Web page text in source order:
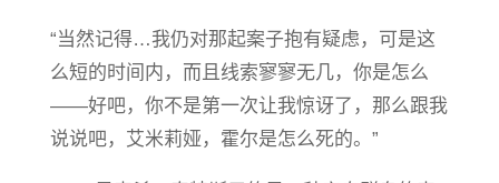
“当然记得…我仍对那起案子抱有疑虑，可是这
么短的时间内，而且线索寥寥无几，你是怎么
——好吧，你不是第一次让我惊讶了，那么跟我
说说吧，艾米莉娅，霍尔是怎么死的。”